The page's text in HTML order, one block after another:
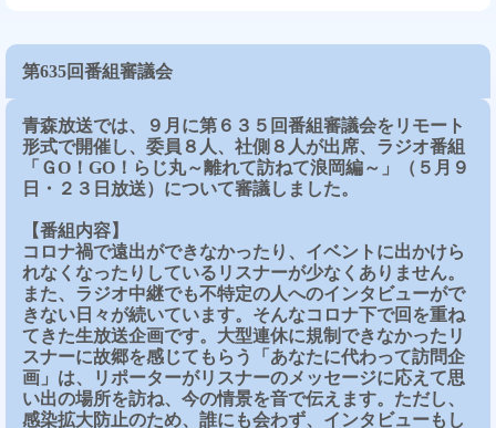
第635回番組審議会
青森放送では、９月に第６３５回番組審議会をリモート
形式で開催し、委員８人、社側８人が出席、ラジオ番組
「ＧO！GO！らじ丸～離れて訪ねて浪岡編～」（５月９
日・２３日放送）について審議しました。
【番組内容】
コロナ禍で遠出ができなかったり、イベントに出かけら
れなくなったりしているリスナーが少なくありません。
また、ラジオ中継でも不特定の人へのインタビューがで
きない日々が続いています。そんなコロナ下で回を重ね
てきた生放送企画です。大型連休に規制できなかったリ
スナーに故郷を感じてもらう「あなたに代わって訪問企
画」は、リポーターがリスナーのメッセージに応えて思
い出の場所を訪ね、今の情景を音で伝えます。ただし、
感染拡大防止のため、誰にも会わず、インタビューもし